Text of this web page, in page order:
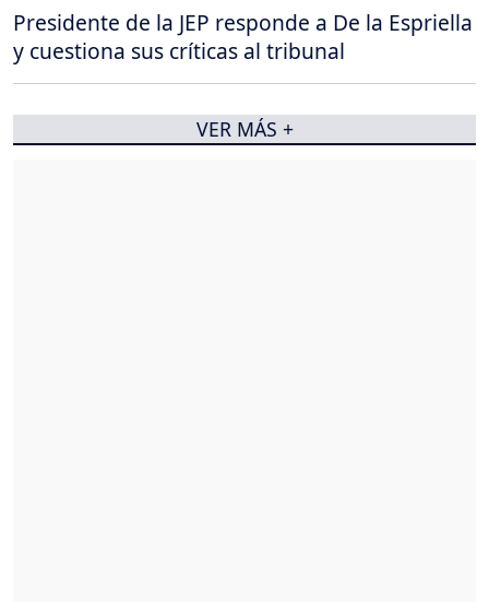
Presidente de la JEP responde a De la Espriella
y cuestiona sus críticas al tribunal
VER MÁS +